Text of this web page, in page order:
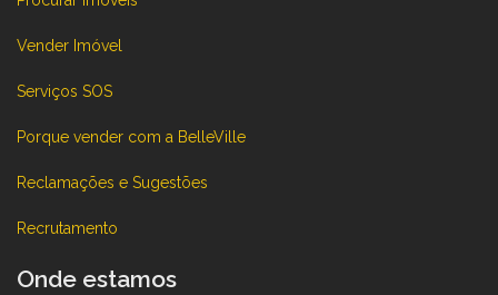
Vender Imóvel
Serviços SOS
Porque vender com a BelleVille
Reclamações e Sugestões
Recrutamento
Onde estamos